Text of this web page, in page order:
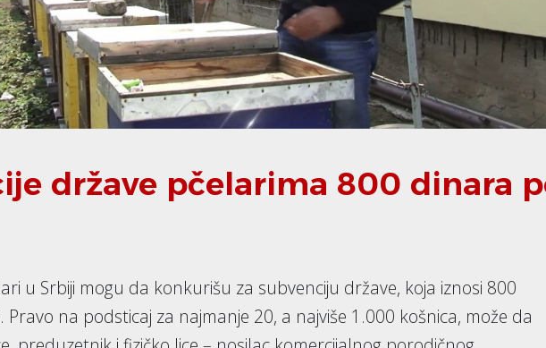
države pčelarima 800 dinara
u Srbiji mogu da konkurišu za subvenciju države, koja iznosi 800
na podsticaj za najmanje 20, a najviše 1.000 košnica, može da